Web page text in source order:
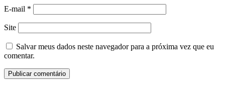
E-mail *
Site
Salvar meus dados neste navegador para a próxima vez que eu
comentar.